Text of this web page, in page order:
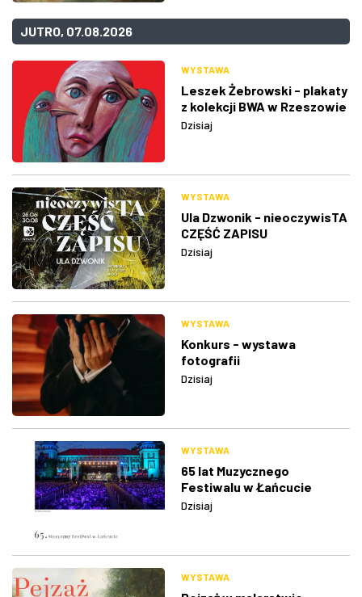
JUTRO, 07.08.2026
WYSTAWA
Leszek Żebrowski - plakaty
z kolekcji BWA w Rzeszowie
Dzisiaj
WYSTAWA
Ula Dzwonik - nieoczywisTA
CZĘŚĆ ZAPISU
Dzisiaj
WYSTAWA
Konkurs - wystawa
fotografii
Dzisiaj
WYSTAWA
65 lat Muzycznego
Festiwalu w Łańcucie
Dzisiaj
WYSTAWA